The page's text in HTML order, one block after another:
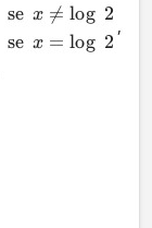
se x 
= log 2
se x = log 2
,